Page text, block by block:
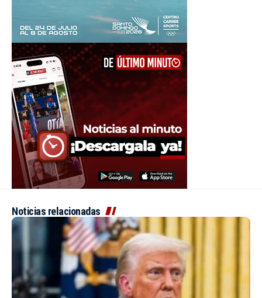
Noticias relacionadas